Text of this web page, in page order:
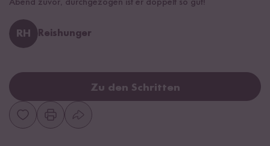
Abend zuvor, durchgezogen ist er doppelt so gut!
RH Reishunger
Zu den Schritten